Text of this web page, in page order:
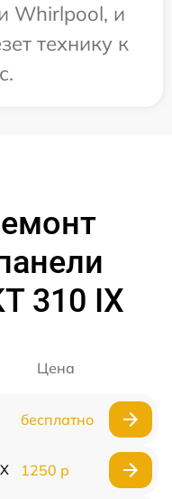
Whirlpool, и
технику к
310 IX
Цена
бесплатно
1250 р